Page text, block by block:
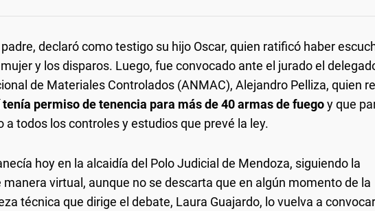
declaró como testigo su hijo Oscar, quien ratificó haber
y los disparos. Luego, fue convocado ante el jurado el
de Materiales Controlados (ANMAC), Alejandro Pelliza, quien
tenía permiso de tenencia para más de 40 armas de fuegoy que
a todos los controles y estudios que prevé la ley.
hoy en la alcaidía del Polo Judicial de Mendoza, siguiendo la
manera virtual, aunque no se descarta que en algún momento de la
técnica que dirige el debate, Laura Guajardo, lo vuelva a